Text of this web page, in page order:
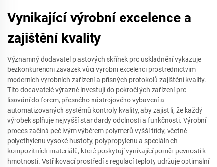
Vynikající výrobní excelence a
zajištění kvality
Významný dodavatel plastových skřínek pro uskladnění vykazuje
bezkonkurenční závazek vůči výrobní excelenci prostřednictvím
moderních výrobních zařízení a přísných protokolů zajištění kvality.
Tito dodavatelé výrazně investují do pokročilých zařízení pro
lisování do forem, přesného nástrojového vybavení a
automatizovaných systémů kontroly kvality, aby zajistili, že každý
výrobek splňuje nejvyšší standardy odolnosti a funkčnosti. Výrobní
proces začíná pečlivým výběrem polymerů vyšší třídy, včetně
polyethylenu vysoké hustoty, polypropylenu a speciálních
kompozitních materiálů, které poskytují vynikající poměr pevnosti k
hmotnosti. Vstřikovací prostředí s regulací teploty udržuje optimální